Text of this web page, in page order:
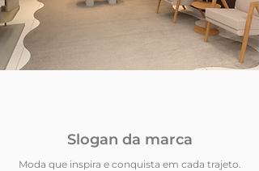
Slogan da marca
Moda que inspira e conquista em cada trajeto.